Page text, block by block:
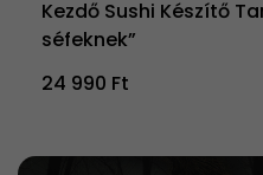
Kezdő Sushi Készítő
séfeknek”
24 990 Ft